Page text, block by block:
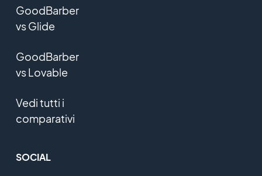
GoodBarber
vs Glide
GoodBarber
vs Lovable
Vedi tutti i
comparativi
SOCIAL